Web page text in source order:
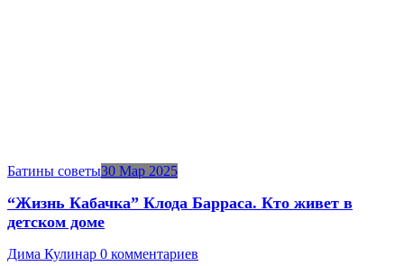
Батины советы30 Мар 2025
“Жизнь Кабачка” Клода Барраса. Кто живет в
детском доме
Дима Кулинар 0 комментариев